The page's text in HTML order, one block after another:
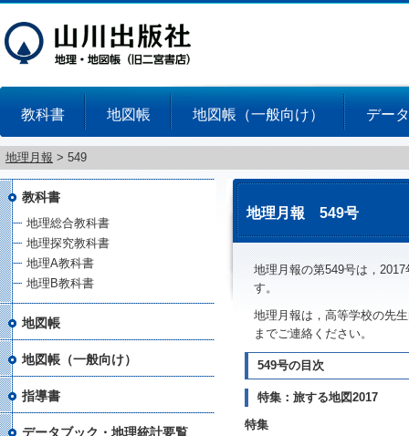
教科書 地図帳 地図帳（一般向け） デー
地理月報 > 549
地理月報 549号
地理月報の第549号は，
す。
地理月報は，高等学校の先
までご連絡ください。
549号の目次
特集：旅する地図2017
特集
教科書
地理総合教科書
地理探究教科書
地理A教科書
地理B教科書
地図帳
地図帳（一般向け）
指導書
データブック・地理統計要覧